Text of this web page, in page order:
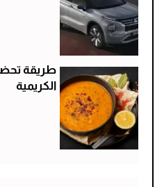
طريقة
الكريمية